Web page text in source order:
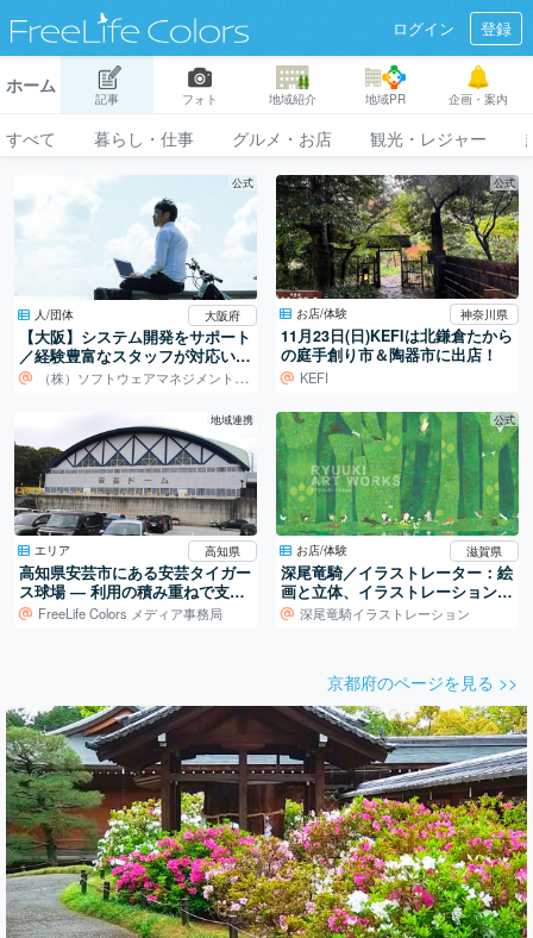
ログイン 登録
ホーム
記事 フォト 地域紹介 地域PR 企画・案内
すべて 暮らし・仕事 グルメ・お店 観光・レジャー
公式
人/団体 大阪府
【大阪】システム開発をサポート
／経験豊富なスタッフが対応いた
します！
（株）ソフトウェアマネジメントセンター
公式
お店/体験 神奈川県
11月23日(日)KEFIは北鎌倉たから
の庭手創り市＆陶器市に出店！
KEFI
地域連携
エリア 高知県
高知県安芸市にある安芸タイガー
ス球場 ― 利用の積み重ねで支え
られる地域の球場
FreeLife Colors メディア事務局
公式
お店/体験 滋賀県
深尾竜騎／イラストレーター：絵
画と立体、イラストレーションの
世界深尾竜騎イラストレーション
京都府のページを見る >>